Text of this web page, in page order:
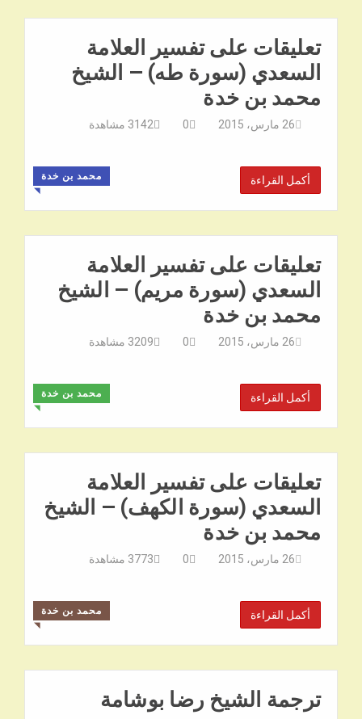
تعليقات على تفسير العلامة
السعدي (سورة طه) – الشيخ
محمد بن خدة
26 مارس، 2015 0
3142 مشاهدة
محمد بن خدة
◥
أكمل القراءة
تعليقات على تفسير العلامة
السعدي (سورة مريم) – الشيخ
محمد بن خدة
26 مارس، 2015 0
3209 مشاهدة
محمد بن خدة
◥
أكمل القراءة
تعليقات على تفسير العلامة
السعدي (سورة الكهف) – الشيخ
محمد بن خدة
26 مارس، 2015 0
3773 مشاهدة
محمد بن خدة
◥
أكمل القراءة
ترجمة الشيخ رضا بوشامة